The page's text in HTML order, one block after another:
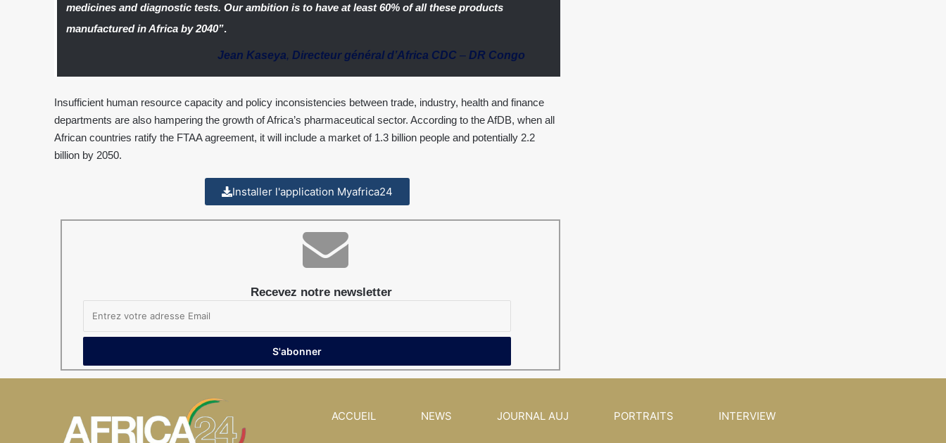
medicines and diagnostic tests. Our ambition is to have at least 60% of all these products
manufactured in Africa by 2040”.
Jean Kaseya, Directeur général d’Africa CDC – DR Congo
Insufficient human resource capacity and policy inconsistencies between trade, industry, health and finance
departments are also hampering the growth of Africa’s pharmaceutical sector. According to the AfDB, when all
African countries ratify the FTAA agreement, it will include a market of 1.3 billion people and potentially 2.2
billion by 2050.
Installer l'application Myafrica24
Recevez notre newsletter
ACCUEIL NEWS JOURNAL AUJ PORTRAITS INTERVIEW